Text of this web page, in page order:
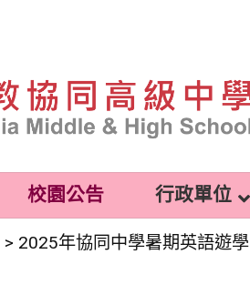
校園公告 行政單位
> 2025年協同中學暑期英語遊